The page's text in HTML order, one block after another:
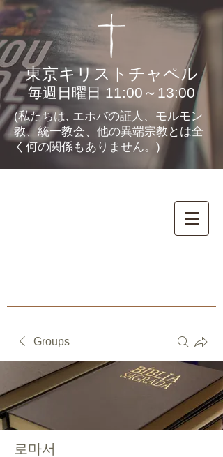
東京キリストチャペル
毎週日曜日 11:00～13:00
(私たちは, エホバの証人、モルモン
教、統一教会、他の異端宗教とは全
く何の関係もありません。)
Groups
로마서